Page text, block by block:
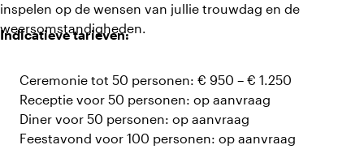
inspelen op de wensen van jullie trouwdag en de
weersomstandigheden.
Indicatieve tarieven:
Ceremonie tot 50 personen: € 950 – € 1.250
Receptie voor 50 personen: op aanvraag
Diner voor 50 personen: op aanvraag
Feestavond voor 100 personen: op aanvraag